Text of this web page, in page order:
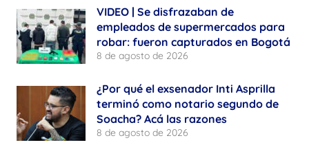
VIDEO | Se disfrazaban de
empleados de supermercados para
robar: fueron capturados en Bogotá
8 de agosto de 2026
¿Por qué el exsenador Inti Asprilla
terminó como notario segundo de
Soacha? Acá las razones
8 de agosto de 2026